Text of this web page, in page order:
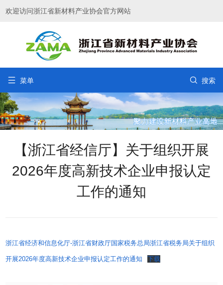
欢迎访问浙江省新材料产业协会官方网站
 菜单  搜索
【浙江省经信厅】关于组织开展
2026年度高新技术企业申报认定
工作的通知
浙江省经济和信息化厅-浙江省财政厅国家税务总局浙江省税务局关于组织
开展2026年度高新技术企业申报认定工作的通知 下载